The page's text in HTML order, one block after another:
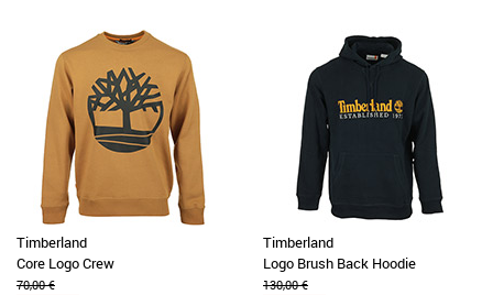
Timberland
Core Logo Crew
70,00 €
Timberland
Logo Brush Back Hoodie
130,00 €